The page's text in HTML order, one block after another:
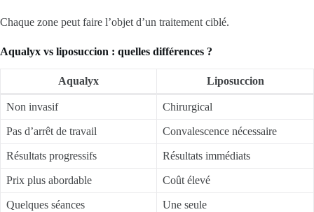
Chaque zone peut faire l’objet d’un traitement ciblé.
Aqualyx vs liposuccion : quelles différences ?
Aqualyx Liposuccion
Non invasif Chirurgical
Pas d’arrêt de travail Convalescence nécessaire
Résultats progressifs Résultats immédiats
Prix plus abordable Coût élevé
Quelques séances Une seule